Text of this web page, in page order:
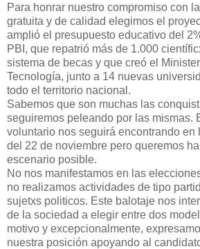
Para honrar nuestro compromiso con
gratuita y de calidad elegimos el
amplió el presupuesto educativo del
PBI, que repatrió más de 1.000
sistema de becas y que creó el
Tecnología, junto a 14 nuevas
todo el territorio nacional.
Sabemos que son muchas las
seguiremos peleando por las mismas.
voluntario nos seguirá encontrando en
del 22 de noviembre pero queremos
escenario posible.
No nos manifestamos en las
no realizamos actividades de tipo
sujetxs politicos. Este balotaje nos
de la sociedad a elegir entre dos
motivo y excepcionalmente,
nuestra posición apoyando al